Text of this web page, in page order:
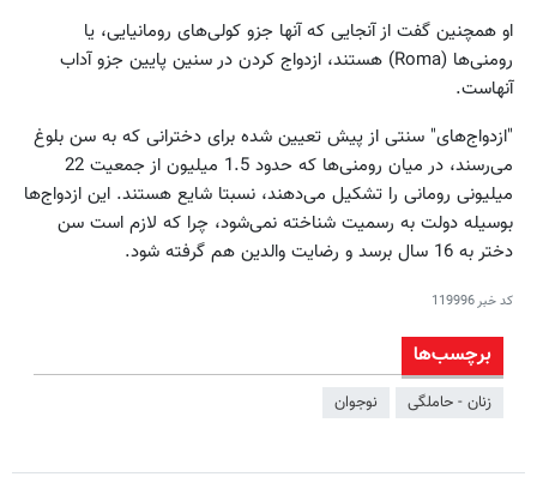
او همچنین گفت از آنجایی که آنها جزو کولی‌های رومانیایی، یا
رومنی‌ها (Roma) هستند، ازدواج کردن در سنین پایین جزو آداب
آنهاست.
"ازدواج‌های" سنتی از پیش‌ تعیین شده برای دخترانی که به سن بلوغ
می‌رسند، در میان رومنی‌ها که حدود 1.5 میلیون از جمعیت 22
میلیونی رومانی‌ را تشکیل می‌دهند، نسبتا شایع هستند. این ازدواج‌ها
بوسیله دولت به رسمیت شناخته نمی‌شود، چرا که لازم است سن
دختر به 16 سال برسد و رضایت والدین هم گرفته شود.
کد خبر119996
برچسب‌ها
زنان - حاملگی نوجوان